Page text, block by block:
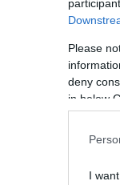
Please
deny
in below
I
un pașaport
cetățenii.
la depunerea